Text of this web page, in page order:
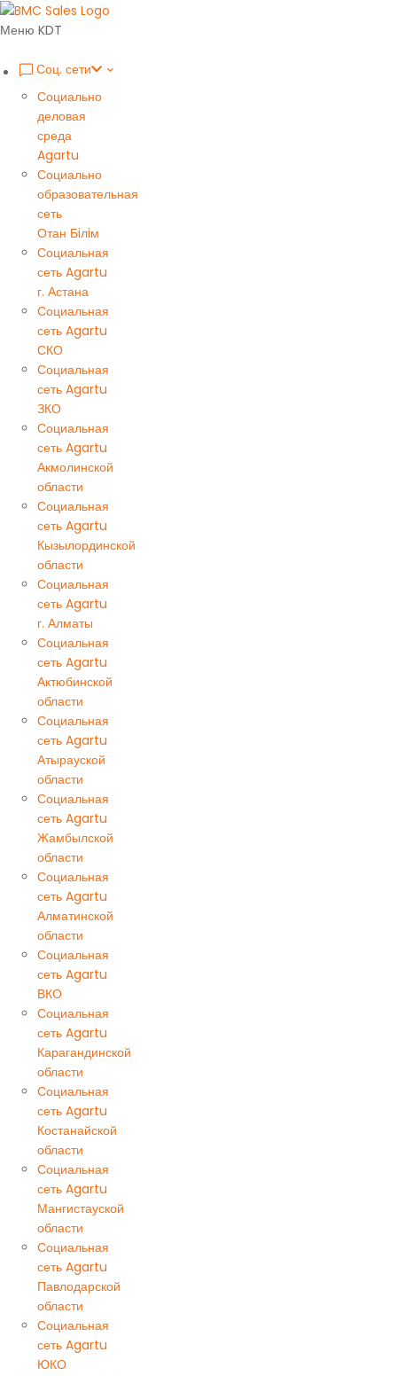
Меню KDT
Соц. сети
Социально
деловая
среда
Agartu
Социально
образовательная
сеть
Отан Бiлiм
Социальная
сеть Agartu
г. Астана
Социальная
сеть Agartu
СКО
Социальная
сеть Agartu
ЗКО
Социальная
сеть Agartu
Акмолинской
области
Социальная
сеть Agartu
Кызылординской
области
Социальная
сеть Agartu
г. Алматы
Социальная
сеть Agartu
Актюбинской
области
Социальная
сеть Agartu
Атырауской
области
Социальная
сеть Agartu
Жамбылской
области
Социальная
сеть Agartu
Алматинской
области
Социальная
сеть Agartu
ВКО
Социальная
сеть Agartu
Карагандинской
области
Социальная
сеть Agartu
Костанайской
области
Социальная
сеть Agartu
Мангистауской
области
Социальная
сеть Agartu
Павлодарской
области
Социальная
сеть Agartu
ЮКО